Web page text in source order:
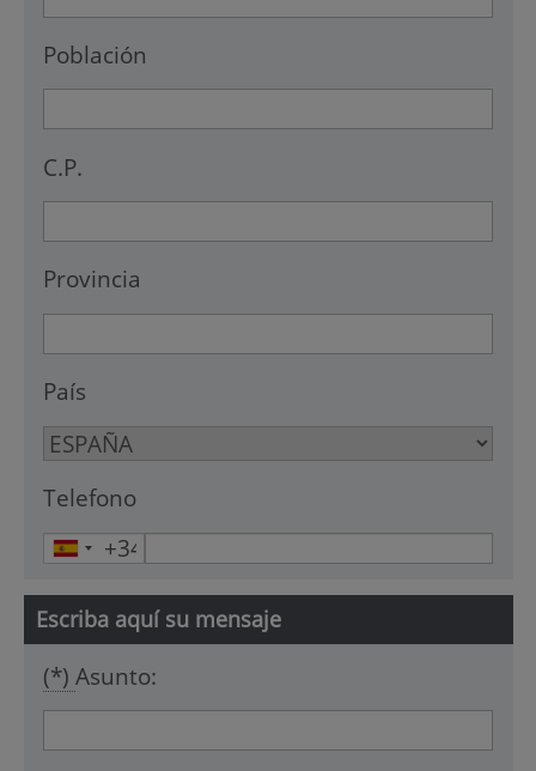
Población
C.P.
Provincia
País
Telefono
Escriba aquí su mensaje
(*)Asunto: